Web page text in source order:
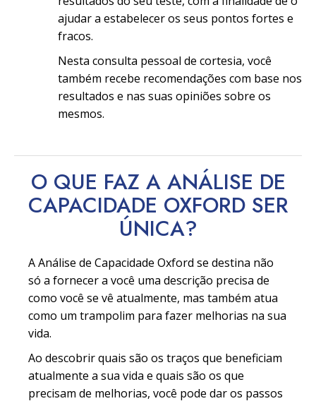
ajudar a estabelecer os seus pontos fortes e
fracos.
Nesta consulta pessoal de cortesia, você
também recebe recomendações com base nos
resultados e nas suas opiniões sobre os
mesmos.
O QUE FAZ A ANÁLISE DE
CAPACIDADE OXFORD SER
ÚNICA?
A Análise de Capacidade Oxford se destina não
só a fornecer a você uma descrição precisa de
como você se vê atualmente, mas também atua
como um trampolim para fazer melhorias na sua
vida.
Ao descobrir quais são os traços que beneficiam
atualmente a sua vida e quais são os que
precisam de melhorias, você pode dar os passos